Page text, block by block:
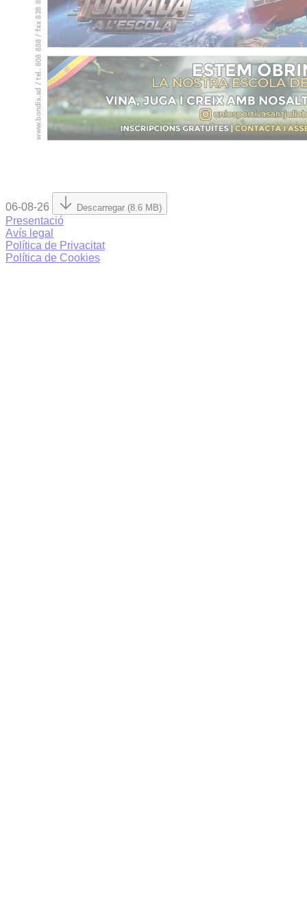
06-08-26 Descarregar (8.6 MB)
Presentació
Avís legal
Política de Privacitat
Política de Cookies